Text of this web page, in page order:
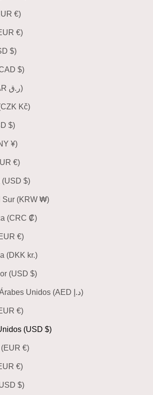
Austria (EUR €)
Bélgica (EUR €)
Brasil (USD $)
Canadá (CAD $)
Catar (QAR ر.ق)
Chequia (CZK Kč)
Chile (USD $)
China (CNY ¥)
Chipre (EUR €)
Colombia (USD $)
Corea del Sur (KRW ₩)
Costa Rica (CRC ₡)
Croacia (EUR €)
Dinamarca (DKK kr.)
El Salvador (USD $)
Emiratos Árabes Unidos (AED د.إ)
España (EUR €)
Estados Unidos (USD $)
Finlandia (EUR €)
Francia (EUR €)
Georgia (USD $)